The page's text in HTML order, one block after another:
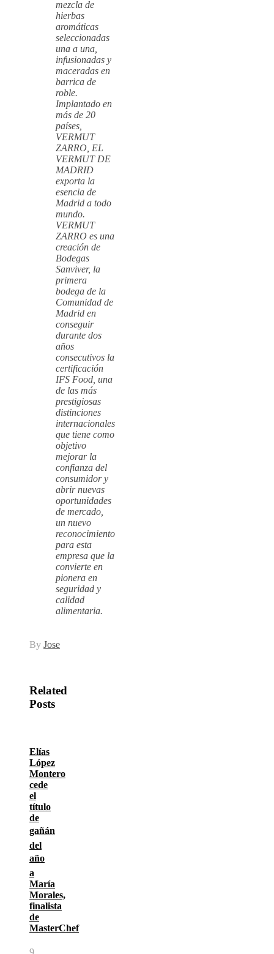
mezcla de
hierbas
aromáticas
seleccionadas
una a una,
infusionadas y
maceradas en
barrica de
roble.
Implantado en
más de 20
países,
VERMUT
ZARRO, EL
VERMUT DE
MADRID
exporta la
esencia de
Madrid a todo
mundo.
VERMUT
ZARRO es una
creación de
Bodegas
Sanviver, la
primera
bodega de la
Comunidad de
Madrid en
conseguir
durante dos
años
consecutivos la
certificación
IFS Food, una
de las más
prestigiosas
distinciones
internacionales
que tiene como
objetivo
mejorar la
confianza del
consumidor y
abrir nuevas
oportunidades
de mercado,
un nuevo
reconocimiento
para esta
empresa que la
convierte en
pionera en
seguridad y
calidad
alimentaria.
By Jose
Related
Posts
Elías
López
Montero
cede
el
título
de
gañán
del
año
a
María
Morales,
finalista
de
MasterChef